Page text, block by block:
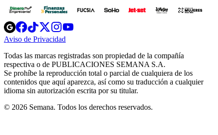
Opens
in
new
Opens
in
new
Opens
in
new
window
Opens
new
windowwindow
Aviso de Privacidad
new
window
Todas las marcas registradas son propiedad de la compañía
respectiva o de PUBLICACIONES SEMANA S.A.
Se prohíbe la reproducción total o parcial de cualquiera de los
contenidos que aquí aparezca, así como su traducción a cualquier
idioma sin autorización escrita por su titular.
© 2026 Semana. Todos los derechos reservados.